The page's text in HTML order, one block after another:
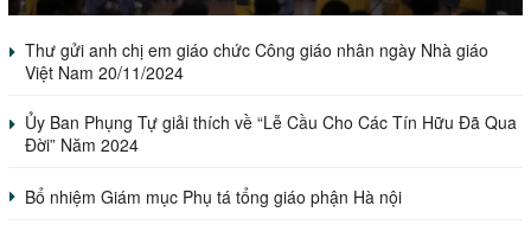
Thư gửi anh chị em giáo chức Công giáo nhân ngày Nhà giáo
Việt Nam 20/11/2024
Ủy Ban Phụng Tự giải thích về “Lễ Cầu Cho Các Tín Hữu Đã Qua
Đời” Năm 2024
Bổ nhiệm Giám mục Phụ tá tổng giáo phận Hà nội